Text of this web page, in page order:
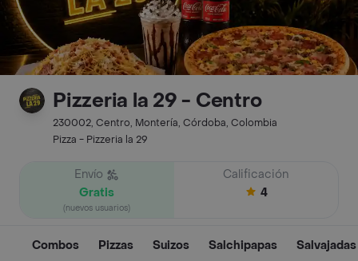
Pizzeria la 29 - Centro
230002, Centro, Montería, Córdoba, Colombia
Pizza - Pizzeria la 29
Envío
Gratis
(nuevos usuarios)
Calificación
4
Combos Pizzas Suizos Salchipapas Salvajadas